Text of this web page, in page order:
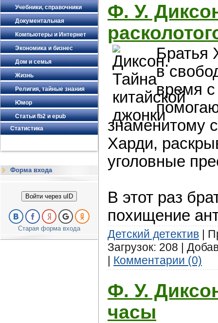
Учебники, справочники
Документальная
Компьютеры и Интернет
Экономика и бизнес
Дом и семья
Жизнь
Религия, тайные знания
Юмор
Статьи fb2 и epub
Статистика
Форма входа
Войти через uID
Старая форма входа
Ф. У.
Братья
в
время
знаменитому
Харди,
уголовные
В этот раз
похищение
Детский детектив |
Загрузок: 208 |
| Комментарии (0)
Ф. У.
часы